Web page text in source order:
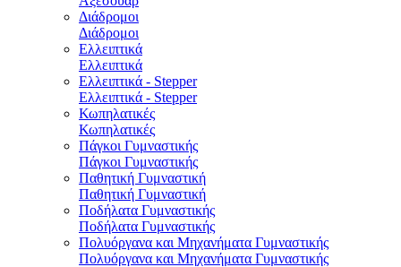
Διάδρομοι
Διάδρομοι
Ελλειπτικά
Ελλειπτικά
Ελλειπτικά - Stepper
Ελλειπτικά - Stepper
Κωπηλατικές
Κωπηλατικές
Πάγκοι Γυμναστικής
Πάγκοι Γυμναστικής
Παθητική Γυμναστική
Παθητική Γυμναστική
Ποδήλατα Γυμναστικής
Ποδήλατα Γυμναστικής
Πολυόργανα και Μηχανήματα Γυμναστικής
Πολυόργανα και Μηχανήματα Γυμναστικής